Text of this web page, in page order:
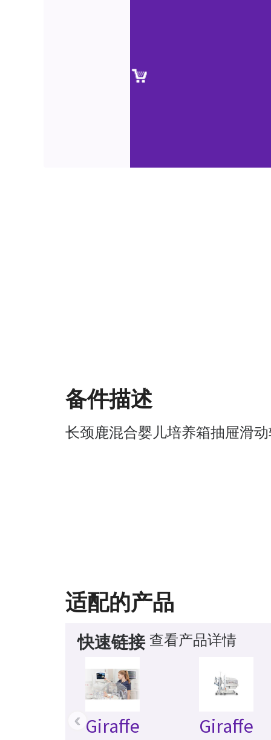
备件描述
长颈鹿混合婴儿培养箱抽屉滑
适配的产品
快速链接 查看产品详情
Giraffe Giraffe
‹